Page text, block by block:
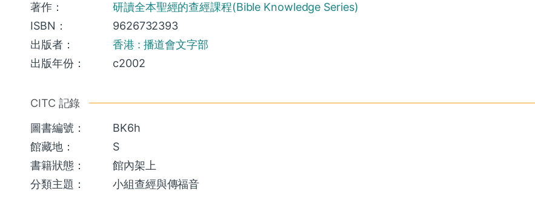
著作：
研讀全本聖經的查經課程(Bible Knowledge Series)
ISBN：
9626732393
出版者：
香港 : 播道會文字部
出版年份：
c2002
CITC 記錄
圖書編號：
BK6h
館藏地：
S
書籍狀態：
館內架上
分類主題：
小組查經與傳福音